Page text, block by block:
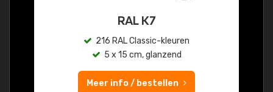
RAL K7
216 RAL Classic-kleuren
5 x 15 cm, glanzend
Meer info / bestellen